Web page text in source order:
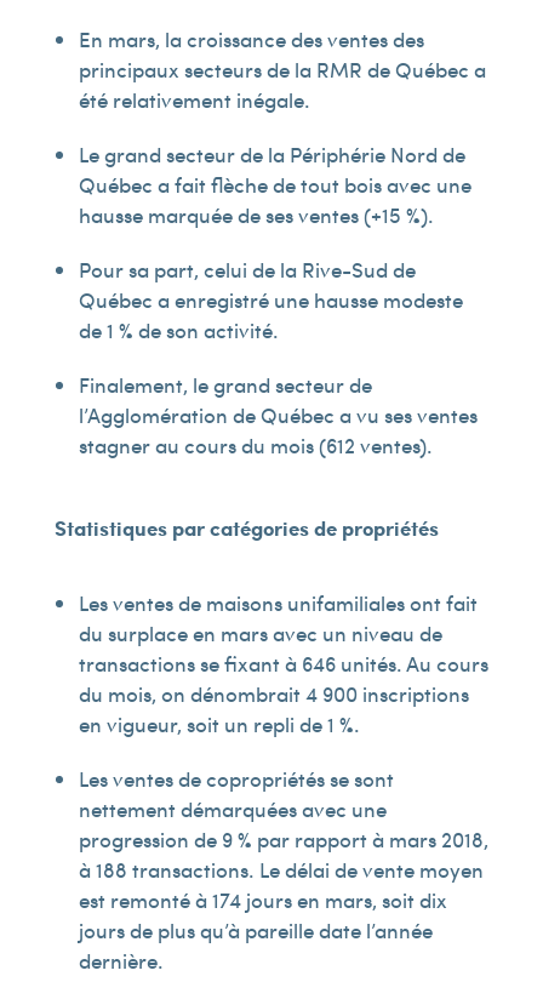
En mars, la croissance des ventes des
principaux secteurs de la RMR de Québec a
été relativement inégale.
Le grand secteur de la Périphérie Nord de
Québec a fait flèche de tout bois avec une
hausse marquée de ses ventes (+15 %).
Pour sa part, celui de la Rive-Sud de
Québec a enregistré une hausse modeste
de 1 % de son activité.
Finalement, le grand secteur de
l’Agglomération de Québec a vu ses ventes
stagner au cours du mois (612 ventes).
Statistiques par catégories de propriétés
Les ventes de maisons unifamiliales ont fait
du surplace en mars avec un niveau de
transactions se fixant à 646 unités. Au cours
du mois, on dénombrait 4 900 inscriptions
en vigueur, soit un repli de 1 %.
Les ventes de copropriétés se sont
nettement démarquées avec une
progression de 9 % par rapport à mars 2018,
à 188 transactions. Le délai de vente moyen
est remonté à 174 jours en mars, soit dix
jours de plus qu’à pareille date l’année
dernière.